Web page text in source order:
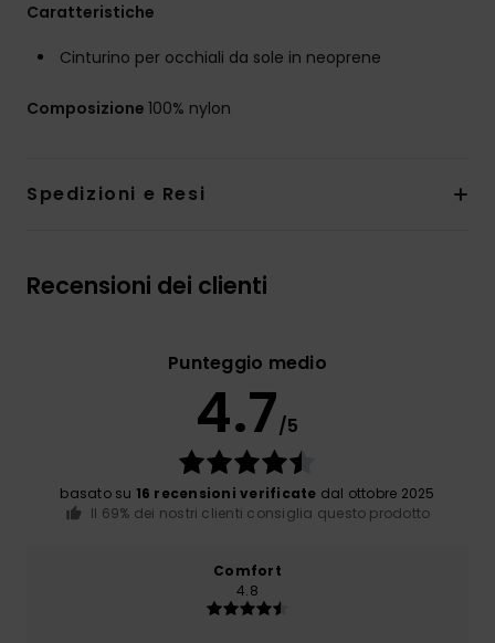
Caratteristiche
Cinturino per occhiali da sole in neoprene
Composizione 100% nylon
Spedizioni e Resi
Recensioni dei clienti
Punteggio medio
4.7/5
basato su 16 recensioni verificate dal ottobre 2025
Il 69% dei nostri clienti consiglia questo prodotto
Comfort
4.8